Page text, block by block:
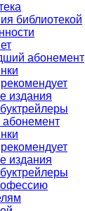
библиотекой
абонемент
издания
издания